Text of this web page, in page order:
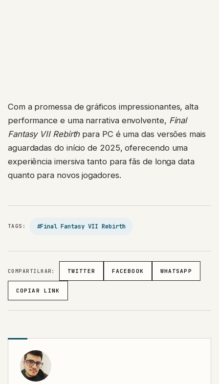
Com a promessa de gráficos impressionantes, alta
performance e uma narrativa envolvente, Final
Fantasy VII Rebirthpara PC é uma das versões mais
aguardadas do início de 2025, oferecendo uma
experiência imersiva tanto para fãs de longa data
quanto para novos jogadores.
TAGS: #Final Fantasy VII Rebirth
COMPARTILHAR: TWITTER FACEBOOK WHATSAPP
COPIAR LINK